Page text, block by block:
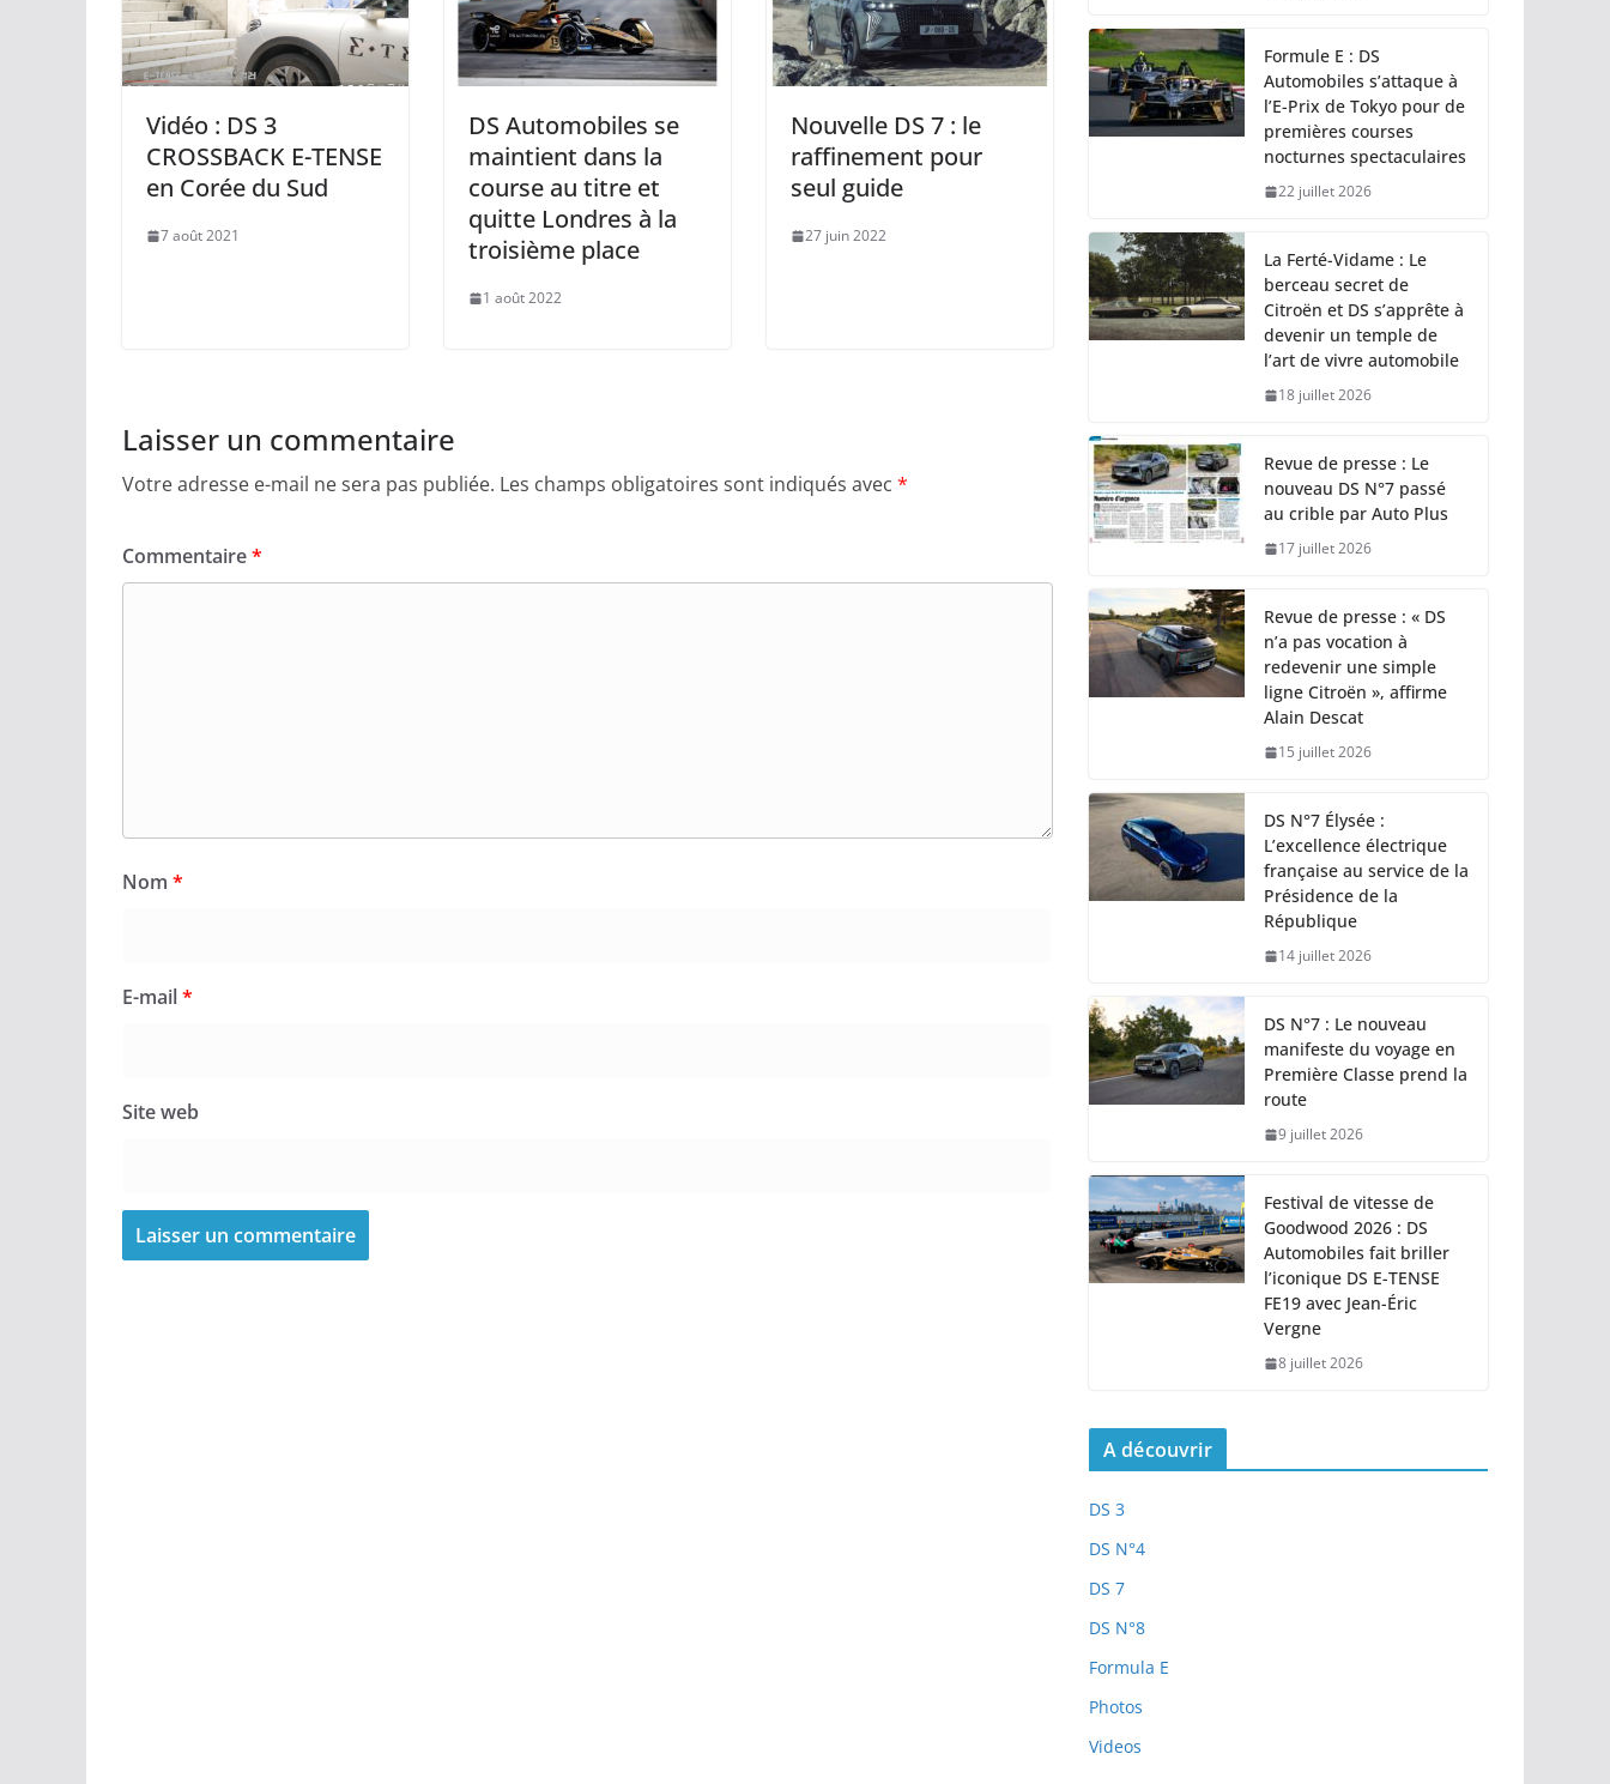
Vidéo : DS 3
CROSSBACK E-TENSE
en Corée du Sud
7 août 2021
DS Automobiles se
maintient dans la
course au titre et
quitte Londres à la
troisième place
1 août 2022
Nouvelle DS 7 : le
raffinement pour
seul guide
27 juin 2022
Laisser un commentaire
Votre adresse e-mail ne sera pas publiée. Les champs obligatoires sont indiqués avec *
Commentaire*
Nom *
E-mail*
Site web
Formule E : DS
Automobiles s’attaque à
l’E-Prix de Tokyo pour de
premières courses
nocturnes spectaculaires
22 juillet 2026
La Ferté-Vidame : Le
berceau secret de
Citroën et DS s’apprête à
devenir un temple de
l’art de vivre automobile
18 juillet 2026
Revue de presse : Le
nouveau DS N°7 passé
au crible par Auto Plus
17 juillet 2026
Revue de presse : « DS
n’a pas vocation à
redevenir une simple
ligne Citroën », affirme
Alain Descat
15 juillet 2026
DS N°7 Élysée :
L’excellence électrique
française au service de la
Présidence de la
République
14 juillet 2026
DS N°7 : Le nouveau
manifeste du voyage en
Première Classe prend la
route
9 juillet 2026
Festival de vitesse de
Goodwood 2026 : DS
Automobiles fait briller
l’iconique DS E-TENSE
FE19 avec Jean-Éric
Vergne
8 juillet 2026
A découvrir
DS 3
DS N°4
DS 7
DS N°8
Formula E
Photos
Videos